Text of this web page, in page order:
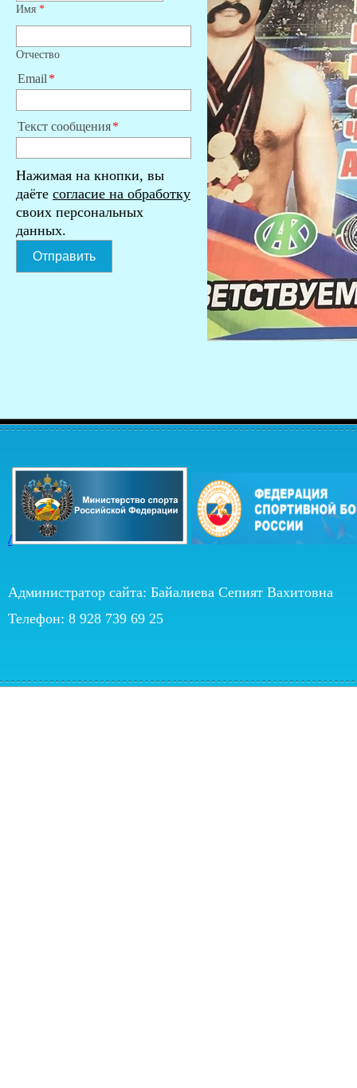
Имя *
Отчество
Email
Текст сообщения
Нажимая на кнопки, вы
даёте согласие на обработку
своих персональных
данных.
Отправить
/
Администратор сайта: Байалиева Сепият Вахитовна
Телефон: 8 928 739 69 25